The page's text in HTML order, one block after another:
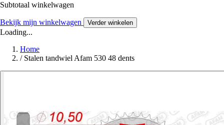
Subtotaal winkelwagen
Bekijk mijn winkelwagen Verder winkelen
Loading...
Home
/ Stalen tandwiel Afam 530 48 dents